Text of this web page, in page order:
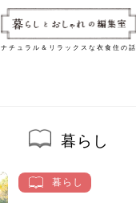
ナチュラル＆リラックスな衣食住の話
暮らし
暮らし